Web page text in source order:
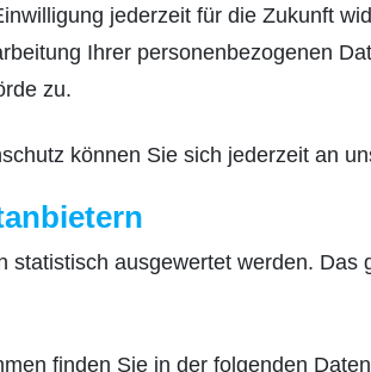
jederzeit für die Zukunft
Ihrer personenbezogenen
zu.
können Sie sich jederzeit an
ausgewertet werden. Das
finden Sie in der folgenden